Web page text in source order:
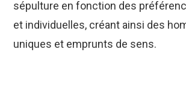
sépulture en fonction des
et individuelles, créant ainsi des
uniques et emprunts de sens.